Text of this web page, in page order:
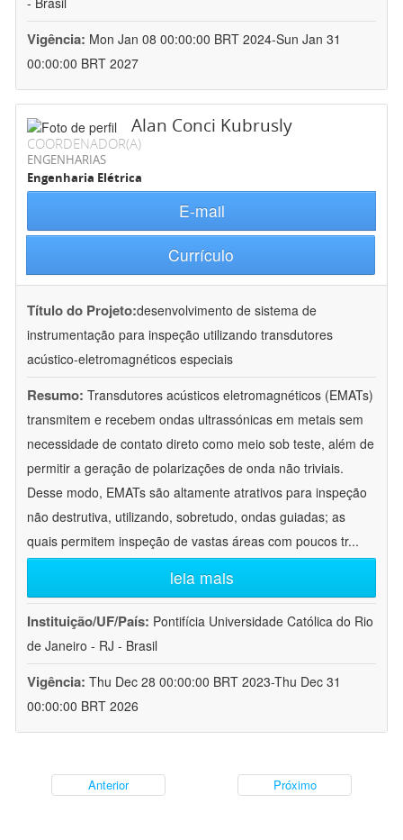
Vigência: Mon Jan 08 00:00:00 BRT 2024-Sun Jan 31
00:00:00 BRT 2027
Alan Conci Kubrusly
COORDENADOR(A)
ENGENHARIAS
Engenharia Elétrica
E-mail
Currículo
Título do Projeto:desenvolvimento de sistema de
instrumentação para inspeção utilizando transdutores
acústico-eletromagnéticos especiais
Resumo: Transdutores acústicos eletromagnéticos (EMATs)
transmitem e recebem ondas ultrassónicas em metais sem
necessidade de contato direto como meio sob teste, além de
permitir a geração de polarizações de onda não triviais.
Desse modo, EMATs são altamente atrativos para inspeção
não destrutiva, utilizando, sobretudo, ondas guiadas; as
quais permitem inspeção de vastas áreas com poucos tr...
leia mais
Instituição/UF/País: Pontifícia Universidade Católica do Rio
de Janeiro - RJ - Brasil
Vigência: Thu Dec 28 00:00:00 BRT 2023-Thu Dec 31
00:00:00 BRT 2026
Anterior Próximo